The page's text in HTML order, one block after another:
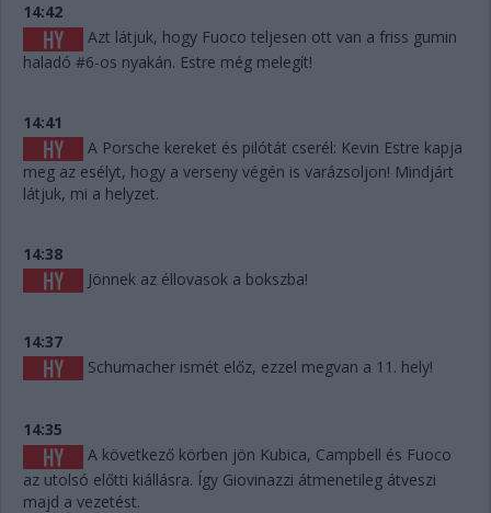
14:42
Azt látjuk, hogy Fuoco teljesen ott van a friss gumin
haladó #6-os nyakán. Estre még melegít!
14:41
A Porsche kereket és pilótát cserél: Kevin Estre kapja
meg az esélyt, hogy a verseny végén is varázsoljon! Mindjárt
látjuk, mi a helyzet.
14:38
Jönnek az éllovasok a bokszba!
14:37
Schumacher ismét előz, ezzel megvan a 11. hely!
14:35
A következő körben jön Kubica, Campbell és Fuoco
az utolsó előtti kiállásra. Így Giovinazzi átmenetileg átveszi
majd a vezetést.